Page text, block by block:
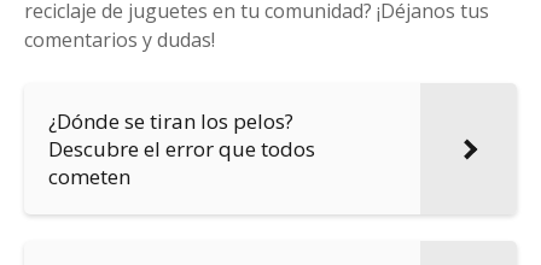
reciclaje de juguetes en tu comunidad? ¡Déjanos tus
comentarios y dudas!
¿Dónde se tiran los pelos?
Descubre el error que todos
cometen